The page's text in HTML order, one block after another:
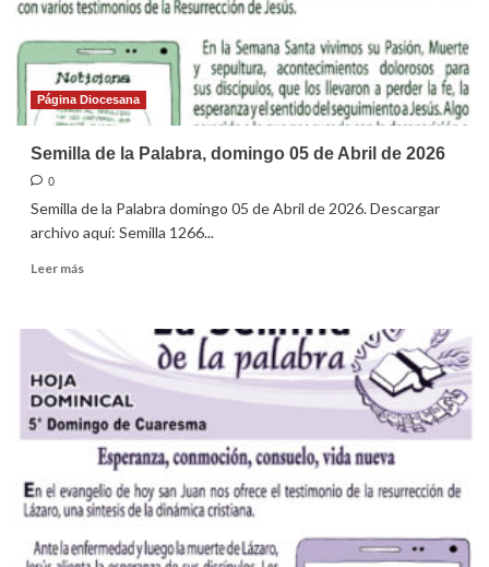
de
2026
Página Diocesana
Semilla de la Palabra, domingo 05 de Abril de 2026
0
Semilla de la Palabra domingo 05 de Abril de 2026. Descargar
archivo aquí: Semilla 1266...
Leer másLeer
de
la
domingo
05
de
de
2026